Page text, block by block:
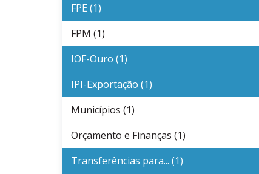
FPE (1)
FPM (1)
IOF-Ouro (1)
IPI-Exportação (1)
Municípios (1)
Orçamento e Finanças (1)
Transferências para... (1)